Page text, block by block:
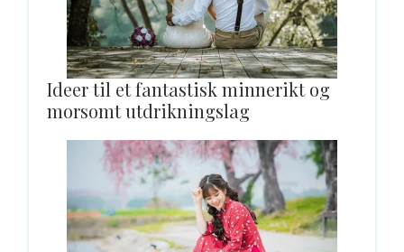
Ideer til et fantastisk minnerikt og
morsomt utdrikningslag